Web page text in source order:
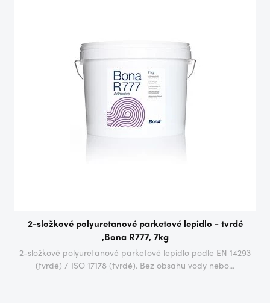
2-složkové polyuretanové parketové lepidlo - tvrdé
,Bona R777, 7kg
2-složkové polyuretanové parketové lepidlo podle EN 14293
(tvrdé) / ISO 17178 (tvrdé). Bez obsahu vody nebo...